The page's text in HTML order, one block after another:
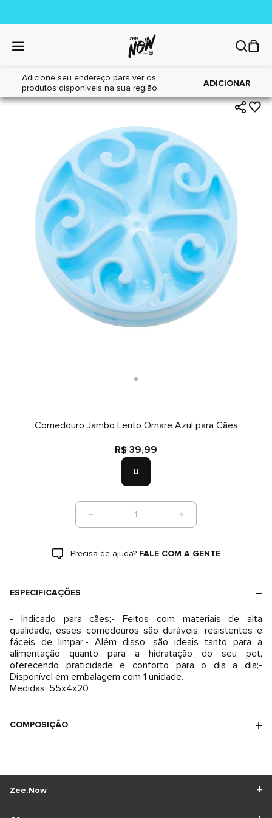
Adicione seu endereço para ver os
produtos disponíveis na sua região.
ADICIONAR
Home|Cães|Acessórios
Comedouro Jambo Lento Ornare Azul para Cães
R$ 39,99
U
1
Precisa de ajuda? FALE COM A GENTE
ESPECIFICAÇÕES
- Indicado para cães;- Feitos com materiais de alta
qualidade, esses comedouros são duráveis, resistentes e
fáceis de limpar;- Além disso, são ideais tanto para a
alimentação quanto para a hidratação do seu pet,
oferecendo praticidade e conforto para o dia a dia;-
Disponível em embalagem com 1 unidade.
Medidas: 55x4x20
COMPOSIÇÃO
Zee.Now